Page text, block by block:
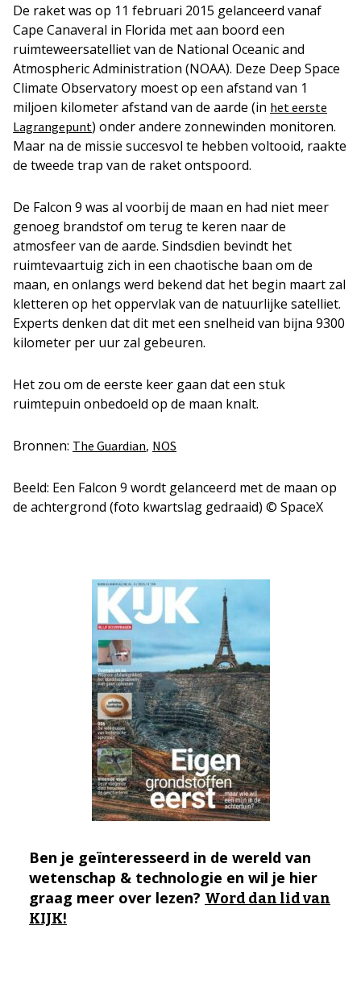
De raket was op 11 februari 2015 gelanceerd vanaf
Cape Canaveral in Florida met aan boord een
ruimteweersatelliet van de National Oceanic and
Atmospheric Administration (NOAA). Deze Deep Space
Climate Observatory moest op een afstand van 1
miljoen kilometer afstand van de aarde (in het eerste
Lagrangepunt) onder andere zonnewinden monitoren.
Maar na de missie succesvol te hebben voltooid, raakte
de tweede trap van de raket ontspoord.
De Falcon 9 was al voorbij de maan en had niet meer
genoeg brandstof om terug te keren naar de
atmosfeer van de aarde. Sindsdien bevindt het
ruimtevaartuig zich in een chaotische baan om de
maan, en onlangs werd bekend dat het begin maart zal
kletteren op het oppervlak van de natuurlijke satelliet.
Experts denken dat dit met een snelheid van bijna 9300
kilometer per uur zal gebeuren.
Het zou om de eerste keer gaan dat een stuk
ruimtepuin onbedoeld op de maan knalt.
Bronnen: The Guardian, NOS
Beeld: Een Falcon 9 wordt gelanceerd met de maan op
de achtergrond (foto kwartslag gedraaid) © SpaceX
Ben je geïnteresseerd in de wereld van
wetenschap & technologie en wil je hier
graag meer over lezen? Word dan lid van
KIJK!